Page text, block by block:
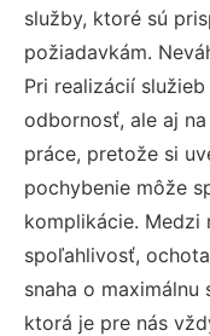
služby, ktoré sú
požiadavkám.
Pri realizácií
odbornosť, ale aj
práce, pretože si
pochybenie môže
komplikácie. Medzi
spoľahlivosť,
snaha o
ktorá je pre nás